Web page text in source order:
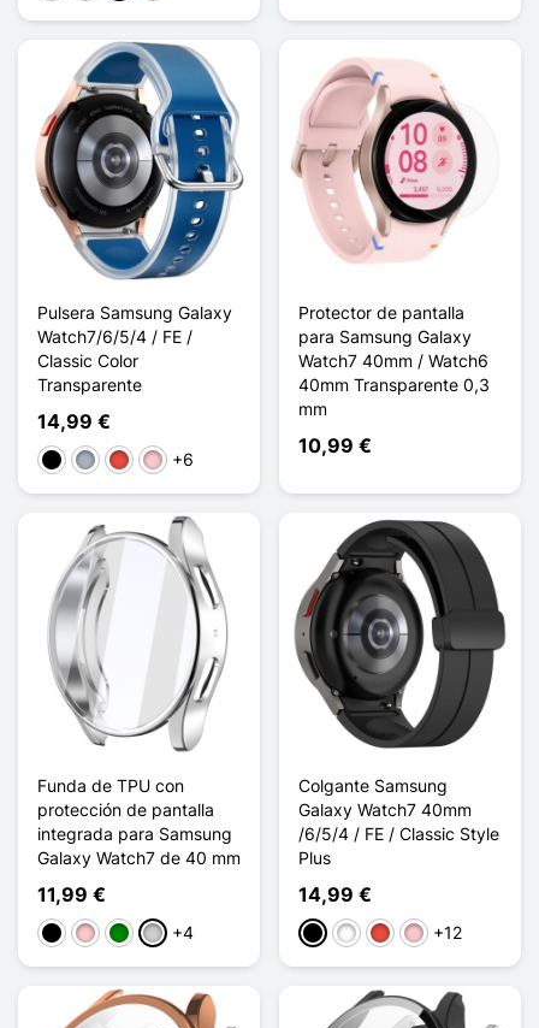
Pulsera Samsung Galaxy
Watch7/6/5/4 / FE /
Classic Color
Transparente
14,99 €
NegroGris RojoRosa+6
Protector de pantalla
para Samsung Galaxy
Watch7 40mm / Watch6
40mm Transparente 0,3
mm
10,99 €
Funda de TPU con
protección de pantalla
integrada para Samsung
Galaxy Watch7 de 40 mm
11,99 €
NegroRosaVerdePlata+4
Colgante Samsung
Galaxy Watch7 40mm
/6/5/4 / FE / Classic Style
Plus
14,99 €
NegroBlancoRojoRosa+12